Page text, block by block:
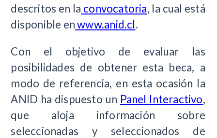
descritos en la convocatoria, la cual está
disponible enwww.anid.cl.
Con el objetivo de evaluar las
posibilidades de obtener esta beca, a
modo de referencia, en esta ocasión la
ANID ha dispuesto un Panel Interactivo,
que aloja información sobre
seleccionadas y seleccionados de